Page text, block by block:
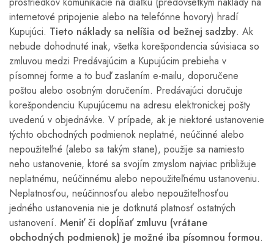
internetové pripojenie alebo na telefónne hovory) hradí
Kupujúci. Tieto náklady sa nelíšia od bežnej sadzby. Ak
nebude dohodnuté inak, všetka korešpondencia súvisiaca so
zmluvou medzi Predávajúcim a Kupujúcim prebieha v
písomnej forme a to buď zaslaním e-mailu, doporučene
poštou alebo osobným doručením. Predávajúci doručuje
korešpondenciu Kupujúcemu na adresu elektronickej pošty
uvedenú v objednávke. V prípade, ak je niektoré ustanovenie
týchto obchodných podmienok neplatné, neúčinné alebo
nepoužiteľné (alebo sa takým stane), použije sa namiesto
neho ustanovenie, ktoré sa svojím zmyslom najviac približuje
neplatnému, neúčinnému alebo nepoužiteľnému ustanoveniu.
Neplatnosťou, neúčinnosťou alebo nepoužiteľnosťou
jedného ustanovenia nie je dotknutá platnosť ostatných
ustanovení. Meniť či dopĺňať zmluvu (vrátane
obchodných podmienok) je možné iba písomnou formou.